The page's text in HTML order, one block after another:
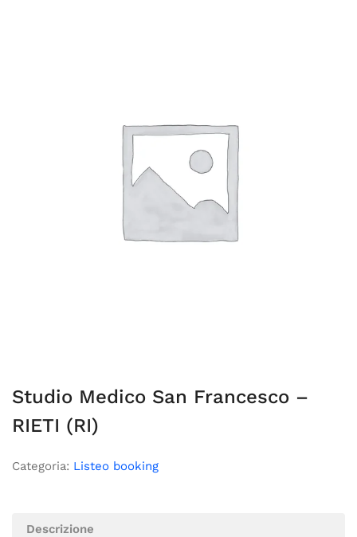
Studio Medico San Francesco –
RIETI (RI)
Categoria: Listeo booking
Descrizione